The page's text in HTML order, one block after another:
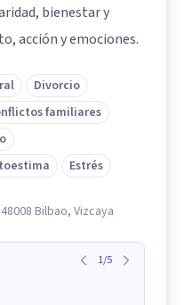
bienestar y
acción y emociones.
Divorcio
familiares
Estrés
Bilbao, Vizcaya
1/5